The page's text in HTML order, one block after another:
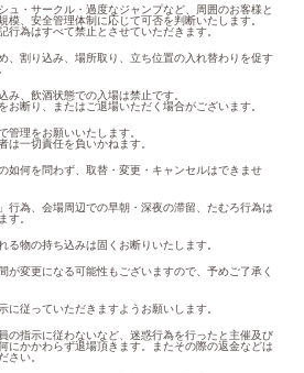
ュ・サークル・過度なジャンプなど、周囲のお客様と
、安全管理体制に応じて可否を判断いたします。
行為はすべて禁止とさせていただきます。
、割り込み、場所取り、立ち位置の入れ替わりを促す
み、飲酒状態での入場は禁止です。
断り、またはご退場いただく場合がございます。
管理をお願いいたします。
一切責任を負いかねます。
如何を問わず、取替・変更・キャンセルはできませ
行為、会場周辺での早朝・深夜の滞留、たむろ行為は
す。
る物の持ち込みは固くお断りいたします。
が変更になる可能性もございますので、予めご了承く
に従っていただきますようお願いします。
の指示に従わないなど、迷惑行為を行ったと主催及び
にかかわらず退場頂きます。またその際の返金などは
さい。